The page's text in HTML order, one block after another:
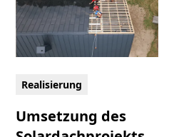
Realisierung
Umsetzung des